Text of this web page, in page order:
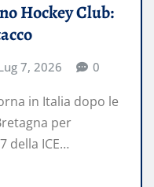
Hockey Club:
7, 2026 0
in Italia dopo le
per
della ICE…